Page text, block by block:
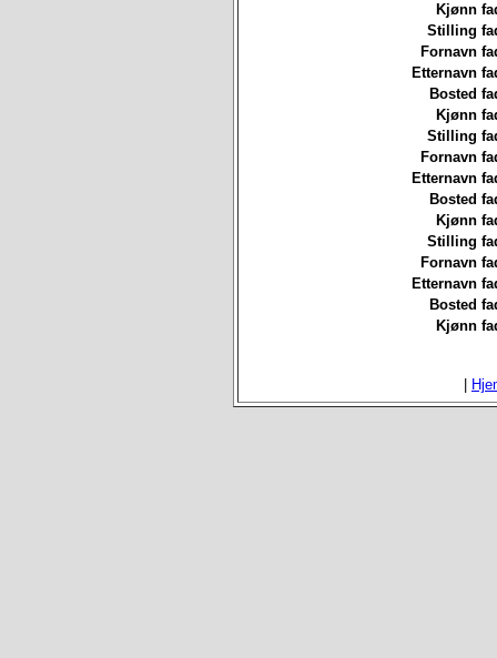
Kjønn
Stilling
Fornavn
Etternavn
Bosted
Kjønn
Stilling
Fornavn
Etternavn
Bosted
Kjønn
Stilling
Fornavn
Etternavn
Bosted
Kjønn